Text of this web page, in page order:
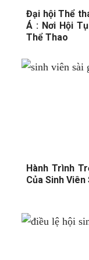
Đại hội Thể
Á : Nơi Hội
Thể Thao
Hành Trình
Của Sinh Viên